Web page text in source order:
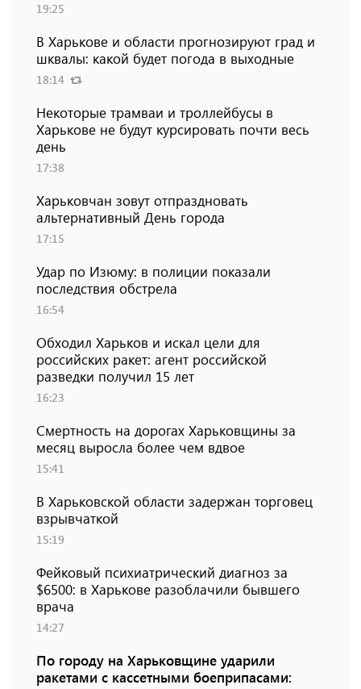
19:25
В Харькове и области прогнозируют град и
шквалы: какой будет погода в выходные
18:14
Некоторые трамваи и троллейбусы в
Харькове не будут курсировать почти весь
день
17:38
Харьковчан зовут отпраздновать
альтернативный День города
17:15
Удар по Изюму: в полиции показали
последствия обстрела
16:54
Обходил Харьков и искал цели для
российских ракет: агент российской
разведки получил 15 лет
16:23
Смертность на дорогах Харьковщины за
месяц выросла более чем вдвое
15:41
В Харьковской области задержан торговец
взрывчаткой
15:19
Фейковый психиатрический диагноз за
$6500: в Харькове разоблачили бывшего
врача
14:27
По городу на Харьковщине ударили
ракетами с кассетными боеприпасами: